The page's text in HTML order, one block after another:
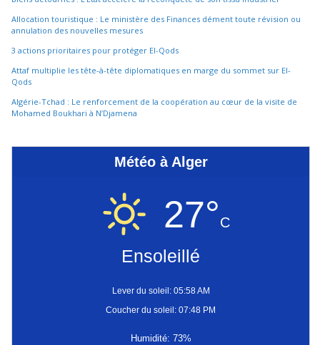
Allocation touristique : Le ministère des Finances dément toute révision ou
annulation des nouvelles mesures
3 actions prioritaires pour protéger El-Qods
Attaf multiplie les tête-à-tête diplomatiques en marge du sommet sur El-
Qods
Algérie-Tchad : Le renforcement de la coopération au cœur de la visite de
Mohamed Boukhari à N’Djamena
Météo à Alger
27°C
Ensoleillé
Lever du soleil: 05:58 AM
Coucher du soleil: 07:48 PM
Humidité: 73%